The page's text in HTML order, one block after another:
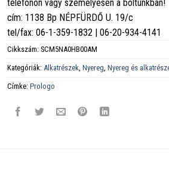
telefonon vagy személyesen a boltunkban!
cím: 1138 Bp NÉPFÜRDŐ U. 19/c
tel/fax: 06-1-359-1832 | 06-20-934-4141
Cikkszám:SCM5NA0HB00AM
Kategóriák: Alkatrészek ,Nyereg ,Nyereg és
Címke:Prologo